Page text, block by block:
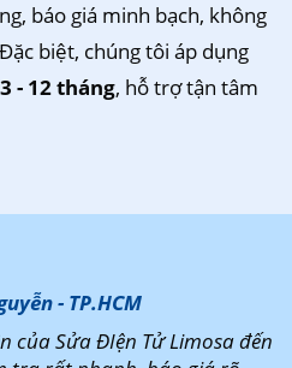
báo giá minh bạch, không
biệt, chúng tôi áp dụng
- 12 tháng, hỗ trợ tận tâm
- TP.HCM
của Sửa ĐIện Tử Limosa đến